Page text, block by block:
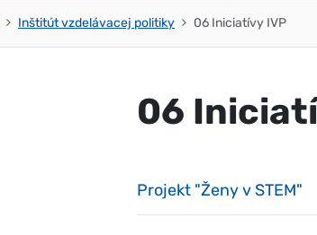
Inštitút vzdelávacej politiky 06 Iniciatívy IVP
06
Projekt "Ženy v STEM"